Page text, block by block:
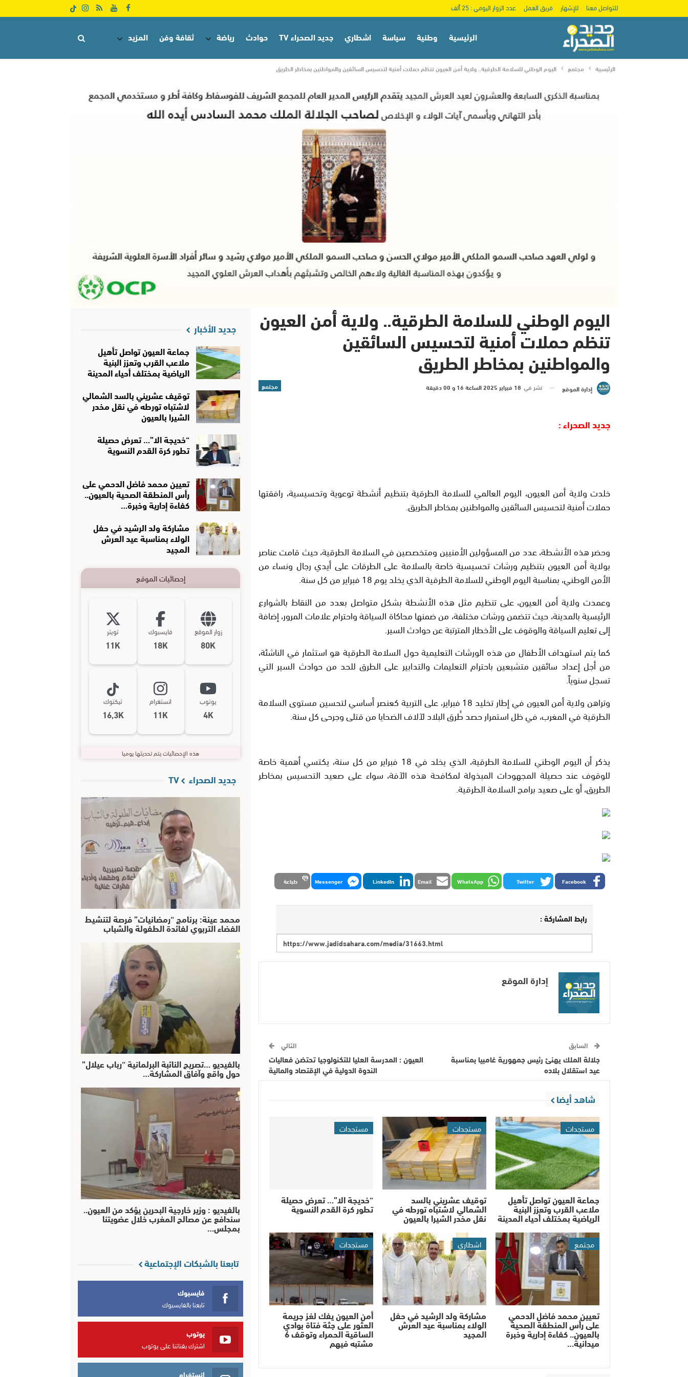
للتواصل معنا للإشهار فريق العمل عدد الزوار اليومي : 25 ألف
الرئيسية وطنية سياسة اشطاري جديد الصحراء TV حوادث رياضة ثقافة وفن المزيد
الرئيسية مجتمع اليوم الوطني للسلامة الطرقية.. ولاية أمن العيون تنظم حملات أمنية لتحسيس السائقين والمواطنين بمخاطر الطريق
اليوم الوطني للسلامة الطرقية.. ولاية أمن العيون
تنظم حملات أمنية لتحسيس السائقين
والمواطنين بمخاطر الطريق
مجتمع إدارة الموقع نشر في 18 فبراير 2025 الساعة 16 و 00 دقيقة
جديد الصحراء :
خلدت ولاية أمن العيون، اليوم العالمي للسلامة الطرقية بتنظيم أنشطة توعوية وتحسيسية، رافقتها
حملات أمنية لتحسيس السائقين والمواطنين بمخاطر الطريق.
وحضر هذه الأنشطة، عدد من المسؤولين الأمنيين ومتخصصين في السلامة الطرقية، حيث قامت عناصر
بولاية أمن العيون بتنظيم ورشات تحسيسية خاصة بالسلامة على الطرقات على أيدي رجال ونساء من
الأمن الوطني، بمناسبة اليوم الوطني للسلامة الطرقية الذي يخلد يوم 18 فبراير من كل سنة.
وعمدت ولاية أمن العيون، على تنظيم مثل هذه الأنشطة بشكل متواصل بعدد من النقاط بالشوارع
الرئيسية بالمدينة، حيث تتضمن ورشات مختلفة، من ضمنها محاكاة السياقة واحترام علامات المرور، إضافة
إلى تعليم السياقة والوقوف على الأخطار المترتبة عن حوادث السير.
كما يتم استهداف الأطفال من هذه الورشات التعليمية حول السلامة الطرقية هو استثمار في الناشئة،
من أجل إعداد سائقين متشبعين باحترام التعليمات والتدابير على الطرق للحد من حوادث السير التي
تسجل سنوياً.
وتراهن ولاية أمن العيون في إطار تخليد 18 فبراير، على التربية كعنصر أساسي لتحسين مستوى السلامة
الطرقية في المغرب، في ظل استمرار حصد طُرق البلاد لآلاف الضحايا من قتلى وجرحى كل سنة.
يذكر أن اليوم الوطني للسلامة الطرقية، الذي يخلد في 18 فبراير من كل سنة، يكتسي أهمية خاصة
للوقوف عند حصيلة المجهودات المبذولة لمكافحة هذه الآفة، سواء على صعيد التحسيس بمخاطر
الطريق، أو على صعيد برامج السلامة الطرقية.
Facebook
Twitter
WhatsApp
Email
LinkedIn
Messenger طباعة
رابط المشاركة :
إدارة الموقع
السابق
جلالة الملك يهنئ رئيس جمهورية غامبيا بمناسبة
عيد استقلال بلاده
التالي
العيون : المدرسة العليا للتكنولوجيا تحتضن فعاليات
الندوة الدولية في الإقتصاد والمالية
شاهد أيضا
مستجدات
جماعة العيون تواصل تأهيل
ملاعب القرب وتعزز البنية
الرياضية بمختلف أحياء المدينة
مستجدات
توقيف عشريني بالسد
الشمالي لاشتباه تورطه في
نقل مخدر الشيرا بالعيون
مستجدات
“خديجة الا”… تعرض حصيلة
تطور كرة القدم النسوية
مجتمع
تعيين محمد فاضل الدحمي
على رأس المنطقة الصحية
بالعيون.. كفاءة إدارية وخبرة
ميدانية…
اشطاري
مشاركة ولد الرشيد في حفل
الولاء بمناسبة عيد العرش
المجيد
مستجدات
أمن العيون يفك لغز جريمة
العثور على جثة فتاة بوادي
الساقية الحمراء وتوقف 6
مشتبه فيهم
جديد الأخبار
جماعة العيون تواصل تأهيل
ملاعب القرب وتعزز البنية
الرياضية بمختلف أحياء المدينة
توقيف عشريني بالسد الشمالي
لاشتباه تورطه في نقل مخدر
الشيرا بالعيون
“خديجة الا”… تعرض حصيلة
تطور كرة القدم النسوية
تعيين محمد فاضل الدحمي على
رأس المنطقة الصحية بالعيون..
كفاءة إدارية وخبرة…
مشاركة ولد الرشيد في حفل
الولاء بمناسبة عيد العرش
المجيد
إحصائيات الموقع
زوار الموقع
80K
فايسبوك
18K
تويتر
11K
يوتوب
4K
انستغرام
11K
تيكتوك
16,3K
هذه الإحصائيات يتم تحديثها يوميا
جديد الصحراء TV
محمد عينة: برنامج “رمضانيات” فرصة لتنشيط
الفضاء التربوي لفائدة الطفولة والشباب
بالفيديو …تصريح النائبة البرلمانية “رباب عيلال”
حول واقع وآفاق المشاركة…
بالفيديو : وزير خارجية البحرين يؤكد من العيون..
سندافع عن مصالح المغرب خلال عضويتنا
بمجلس…
تابعنا بالشبكات الإجتماعية
فايسبوك
تابعنا بالفايسبوك
يوتوب
اشترك بقناتنا على يوتوب